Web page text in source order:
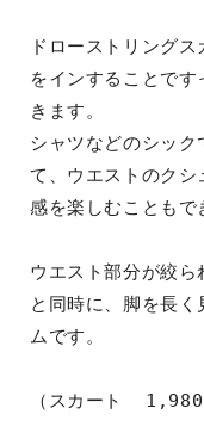
ドローストリング
をインすることで
きます。
シャツなどのシック
て、ウエストのクシ
感を楽しむこともで
ウエスト部分が絞ら
と同時に、脚を長
ムです。
（スカート